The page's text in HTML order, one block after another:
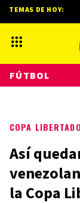
COPA
Así
la Copa
TEMAS DE HOY:
FÚTBOL